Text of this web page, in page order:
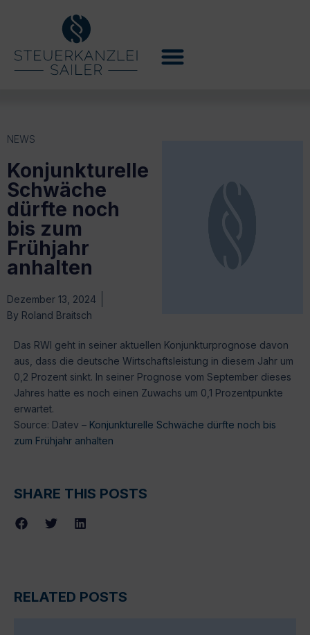
NEWS
Konjunkturelle
Schwäche
dürfte noch
bis zum
Frühjahr
anhalten
Dezember 13, 2024
By Roland Braitsch
Das RWI geht in seiner aktuellen Konjunkturprognose davon
aus, dass die deutsche Wirtschaftsleistung in diesem Jahr um
0,2 Prozent sinkt. In seiner Prognose vom September dieses
Jahres hatte es noch einen Zuwachs um 0,1 Prozentpunkte
erwartet.
Source: Datev – Konjunkturelle Schwäche dürfte noch bis
zum Frühjahr anhalten
SHARE THIS POSTS
RELATED POSTS